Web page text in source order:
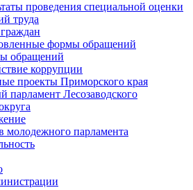
проведения специальной оценки
труда
формы обращений
обращений
коррупции
проекты Приморского края
Лесозаводского
молодежного парламента